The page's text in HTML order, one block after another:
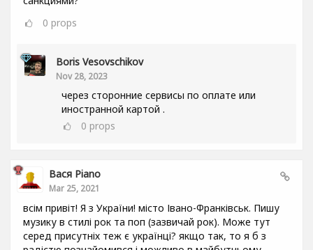
0 props
Boris Vesovschikov
Nov 28, 2023
через сторонние сервисы по оплате или
иностранной картой .
0 props
Вася Piano
Mar 25, 2021
всім привіт! Я з України! місто Івано-Франківськ. Пишу
музику в стилі рок та поп (зазвичай рок). Може тут
серед присутніх теж є українці? якщо так, то я б з